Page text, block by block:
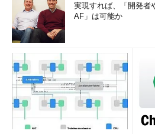
実現すれば、「開発者
AF」は可能か